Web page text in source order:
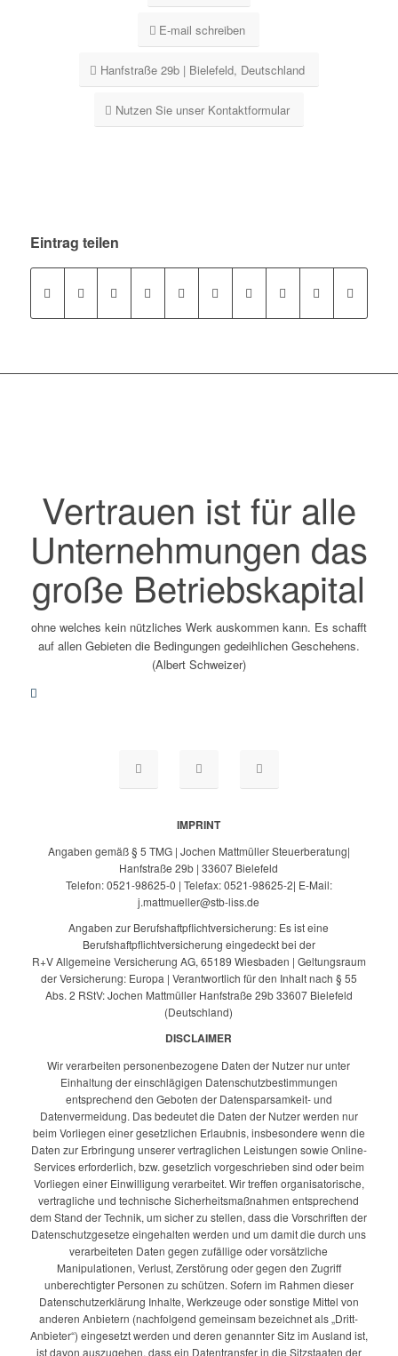
E-mail schreiben
Hanfstraße 29b | Bielefeld, Deutschland
Nutzen Sie unser Kontaktformular
Eintrag teilen
Vertrauen ist für alle
Unternehmungen das
große Betriebskapital
ohne welches kein nützliches Werk auskommen kann. Es schafft
auf allen Gebieten die Bedingungen gedeihlichen Geschehens.
(Albert Schweizer)
IMPRINT
Angaben gemäß § 5 TMG | Jochen Mattmüller Steuerberatung|
Hanfstraße 29b | 33607 Bielefeld
Telefon: 0521-98625-0 | Telefax: 0521-98625-2| E-Mail:
j.mattmueller@stb-liss.de
Angaben zur Berufshaftpflichtversicherung: Es ist eine
Berufshaftpflichtversicherung eingedeckt bei der
R+V Allgemeine Versicherung AG, 65189 Wiesbaden | Geltungsraum
der Versicherung: Europa | Verantwortlich für den Inhalt nach § 55
Abs. 2 RStV: Jochen Mattmüller Hanfstraße 29b 33607 Bielefeld
(Deutschland)
DISCLAIMER
Wir verarbeiten personenbezogene Daten der Nutzer nur unter
Einhaltung der einschlägigen Datenschutzbestimmungen
entsprechend den Geboten der Datensparsamkeit- und
Datenvermeidung. Das bedeutet die Daten der Nutzer werden nur
beim Vorliegen einer gesetzlichen Erlaubnis, insbesondere wenn die
Daten zur Erbringung unserer vertraglichen Leistungen sowie Online-
Services erforderlich, bzw. gesetzlich vorgeschrieben sind oder beim
Vorliegen einer Einwilligung verarbeitet. Wir treffen organisatorische,
vertragliche und technische Sicherheitsmaßnahmen entsprechend
dem Stand der Technik, um sicher zu stellen, dass die Vorschriften der
Datenschutzgesetze eingehalten werden und um damit die durch uns
verarbeiteten Daten gegen zufällige oder vorsätzliche
Manipulationen, Verlust, Zerstörung oder gegen den Zugriff
unberechtigter Personen zu schützen. Sofern im Rahmen dieser
Datenschutzerklärung Inhalte, Werkzeuge oder sonstige Mittel von
anderen Anbietern (nachfolgend gemeinsam bezeichnet als „Dritt-
Anbieter“) eingesetzt werden und deren genannter Sitz im Ausland ist,
ist davon auszugehen, dass ein Datentransfer in die Sitzstaaten der